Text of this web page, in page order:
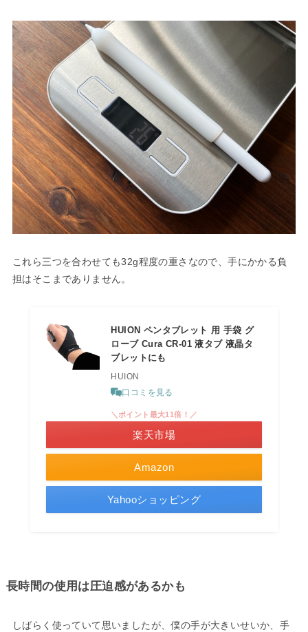
これら三つを合わせても32g程度の重さなので、手にかかる負
担はそこまでありません。
HUION ペンタブレット 用 手袋 グ
ローブ Cura CR-01 液タブ 液晶タ
ブレットにも
HUION
口コミを見る
Amazon
＼ポイント最大11倍！／
楽天市場
Yahooショッピング
長時間の使用は圧迫感があるかも
しばらく使っていて思いましたが、僕の手が大きいせいか、手